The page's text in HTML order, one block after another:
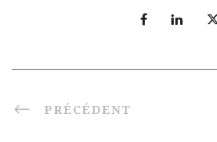
PRÉCÉDENT